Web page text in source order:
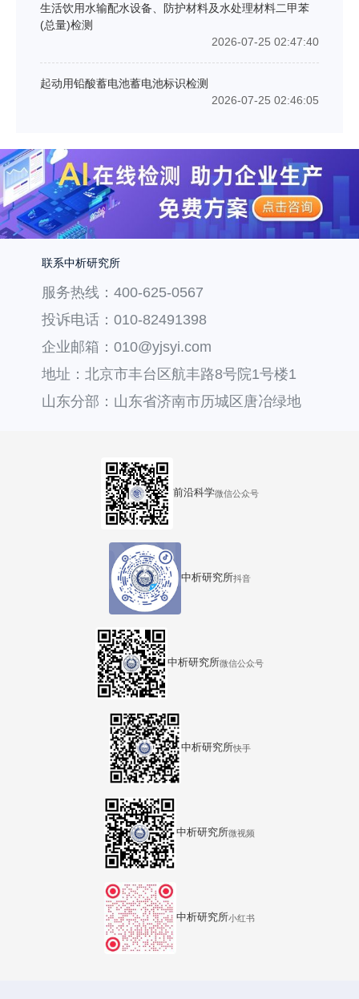
生活饮用水输配水设备、防护材料及水处理材料二甲苯
(总量)检测
2026-07-25 02:47:40
起动用铅酸蓄电池蓄电池标识检测
2026-07-25 02:46:05
联系中析研究所
服务热线：400-625-0567
投诉电话：010-82491398
企业邮箱：010@yjsyi.com
地址：北京市丰台区航丰路8号院1号楼1
层121
山东分部：山东省济南市历城区唐冶绿地
前沿科学微信公众号
中析研究所抖音
中析研究所微信公众号
中析研究所快手
中析研究所微视频
中析研究所小红书